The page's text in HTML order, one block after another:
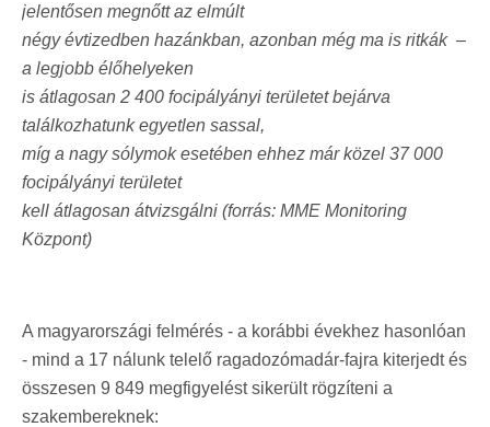
jelentősen megnőtt az elmúlt
négy évtizedben hazánkban, azonban még ma is ritkák –
a legjobb élőhelyeken
is átlagosan 2 400 focipályányi területet bejárva
találkozhatunk egyetlen sassal,
míg a nagy sólymok esetében ehhez már közel 37 000
focipályányi területet
kell átlagosan átvizsgálni (forrás: MME Monitoring
Központ)
A magyarországi felmérés - a korábbi évekhez hasonlóan
- mind a 17 nálunk telelő ragadozómadár-fajra kiterjedt és
összesen 9 849 megfigyelést sikerült rögzíteni a
szakembereknek: